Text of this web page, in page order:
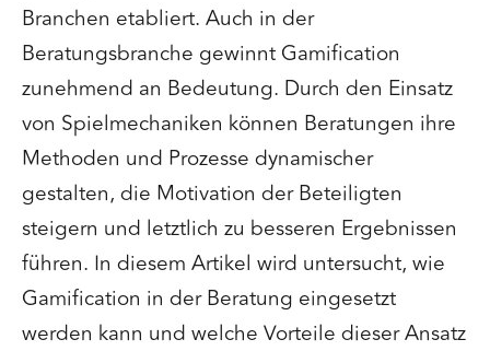
Branchen etabliert. Auch in der
Beratungsbranche gewinnt Gamification
zunehmend an Bedeutung. Durch den Einsatz
von Spielmechaniken können Beratungen ihre
Methoden und Prozesse dynamischer
gestalten, die Motivation der Beteiligten
steigern und letztlich zu besseren Ergebnissen
führen. In diesem Artikel wird untersucht, wie
Gamification in der Beratung eingesetzt
werden kann und welche Vorteile dieser Ansatz